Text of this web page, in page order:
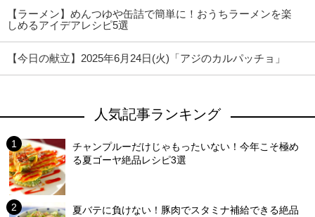
【ラーメン】めんつゆや缶詰で簡単に！おうちラーメンを楽
しめるアイデアレシピ5選
【今日の献立】2025年6月24日(火)「アジのカルパッチョ」
人気記事ランキング
チャンプルーだけじゃもったいない！今年こそ極め
る夏ゴーヤ絶品レシピ3選
夏バテに負けない！豚肉でスタミナ補給できる絶品